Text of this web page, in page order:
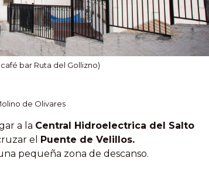
bar Ruta del Gollizno)
de Olivares
a la Central Hidroelectrica del Salto
el Puente de Velillos.
pequeña zona de descanso.